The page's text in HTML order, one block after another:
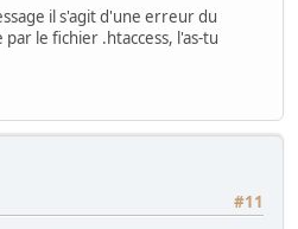
il s'agit d'une erreur du
le fichier .htaccess, l'as-tu
#11